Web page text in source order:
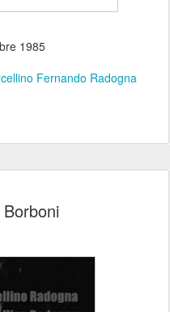
1985
Fernando Radogna